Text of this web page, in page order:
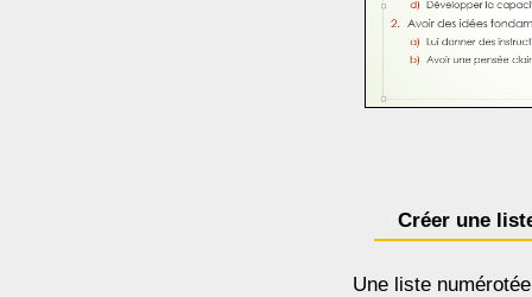
Créer une
Une liste